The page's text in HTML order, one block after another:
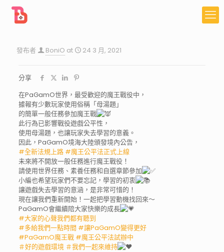
發布者 BoniO at 24 3 月, 2021
分享
在PaGamO世界，最受歡迎的魔王戰役中，
據報有少數玩家使用俗稱「母湯題」
的簡單一般任務參加魔王戰
此行為已影響戰役遊戲公平性，
使用母湯題，也讓玩家失去學習的意義。
因此，PaGamO境海大陸頒發境內公告，
#全新法規上路 #魔王公平法正式上線
未來將不開放一般任務進行魔王戰役！
請使用世界任務、素養任務和自選章節參加
小編也希望玩家們不要忘記，學習的初衷
讓遊戲失去學習的意涵，是非常可惜的！
現在讓我們重新開始！一起把學習動機找回來～
PaGamO會繼續陪大家快樂的成長
#大家的心聲我們都有聽到
#多給我們一點時間 #讓PaGamO變得更好
#PaGamO魔王戰 #魔王公平法試辦中
＃好的遊戲環境 ＃我們一起來維持